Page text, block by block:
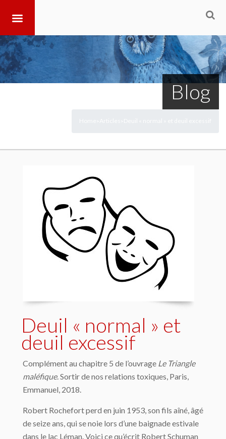
Blog
Deuil « normal » et
deuil excessif
Complément au chapitre 5 de l’ouvrage Le Triangle
maléfique. Sortir de nos relations toxiques, Paris,
Emmanuel, 2018.
Robert Rochefort perd en juin 1953, son fils aîné, âgé
de seize ans, qui se noie lors d’une baignade estivale
dans le lac Léman. Voici ce qu’écrit Robert Schuman